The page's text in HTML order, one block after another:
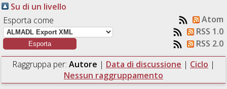
Su di un livello
Esporta come
Atom
RSS 1.0
RSS 2.0
Raggruppa per: Autore | Data di discussione | Ciclo |
Nessun raggruppamento